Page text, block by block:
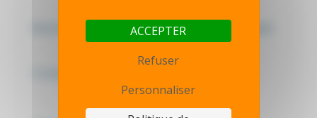
Mentions légales - Politique de confidentialité
ACCEPTER
Refuser
Personnaliser